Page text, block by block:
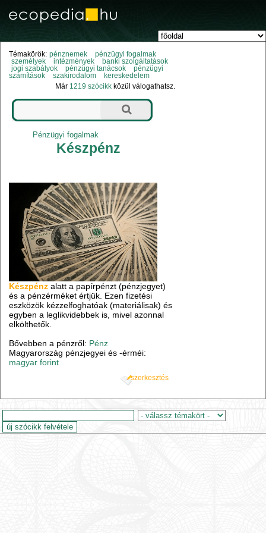
Témakörök: pénznemek
pénzügyi fogalmak
személyek
intézmények
banki szolgáltatások
jogi szabályok
pénzügyi tanácsok
pénzügyi
számítások
szakirodalom
kereskedelem
Már 1219 szócikk közül válogathatsz.
Pénzügyi fogalmak
Készpénz
Készpénz alatt a papírpénzt (pénzjegyet)
és a pénzérméket értjük. Ezen fizetési
eszközök kézzelfoghatóak (materiálisak) és
egyben a leglikvidebbek is, mivel azonnal
elkölthetők.
Bővebben a pénzről: Pénz
Magyarország pénzjegyei és -érméi:
magyar forint
szerkesztés